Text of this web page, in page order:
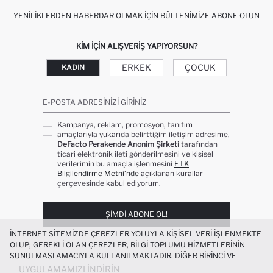
YENILIKLERDEN HABERDAR OLMAK İÇIN BÜLTENIMIZE ABONE OLUN
KIM IÇIN ALIŞVERIŞ YAPIYORSUN?
KADIN ERKEK ÇOCUK
E-POSTA ADRESINIZI GIRINIZ
Kampanya, reklam, promosyon, tanıtım
amaçlarıyla yukarıda belirttiğim iletişim adresime,
DeFacto Perakende Anonim Şirketi tarafından
ticari elektronik ileti gönderilmesini ve kişisel
verilerimin bu amaçla işlenmesini ETK
Bilgilendirme Metni’nde açıklanan kurallar
çerçevesinde kabul ediyorum.
ŞIMDI ABONE OL!
UYGULAMAMIZI İNDIRIN
İNTERNET SITEMIZDE ÇEREZLER YOLUYLA KIŞISEL VERI IŞLENMEKTE
OLUP; GEREKLI OLAN ÇEREZLER, BILGI TOPLUMU HIZMETLERININ
SUNULMASI AMACIYLA KULLANILMAKTADIR. DIĞER BIRINCI VE
ÜÇÜNCÜ TARAF ÇEREZLER ISE SIZE DAHA IYI BIR ALIŞVERIŞ